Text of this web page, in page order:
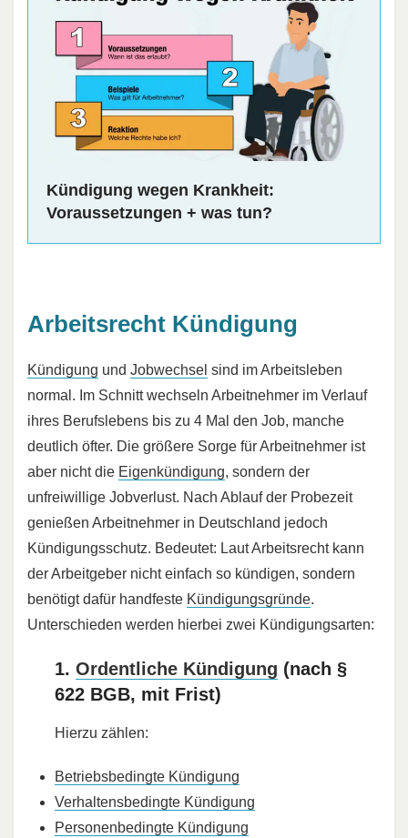
Kündigung wegen Krankheit:
Voraussetzungen + was tun?
Arbeitsrecht Kündigung
Kündigung und Jobwechsel sind im Arbeitsleben
normal. Im Schnitt wechseln Arbeitnehmer im Verlauf
ihres Berufslebens bis zu 4 Mal den Job, manche
deutlich öfter. Die größere Sorge für Arbeitnehmer ist
aber nicht die Eigenkündigung, sondern der
unfreiwillige Jobverlust. Nach Ablauf der Probezeit
genießen Arbeitnehmer in Deutschland jedoch
Kündigungsschutz. Bedeutet: Laut Arbeitsrecht kann
der Arbeitgeber nicht einfach so kündigen, sondern
benötigt dafür handfeste Kündigungsgründe.
Unterschieden werden hierbei zwei Kündigungsarten:
1. Ordentliche Kündigung (nach §
622 BGB, mit Frist)
Hierzu zählen:
Betriebsbedingte Kündigung
Verhaltensbedingte Kündigung
Personenbedingte Kündigung